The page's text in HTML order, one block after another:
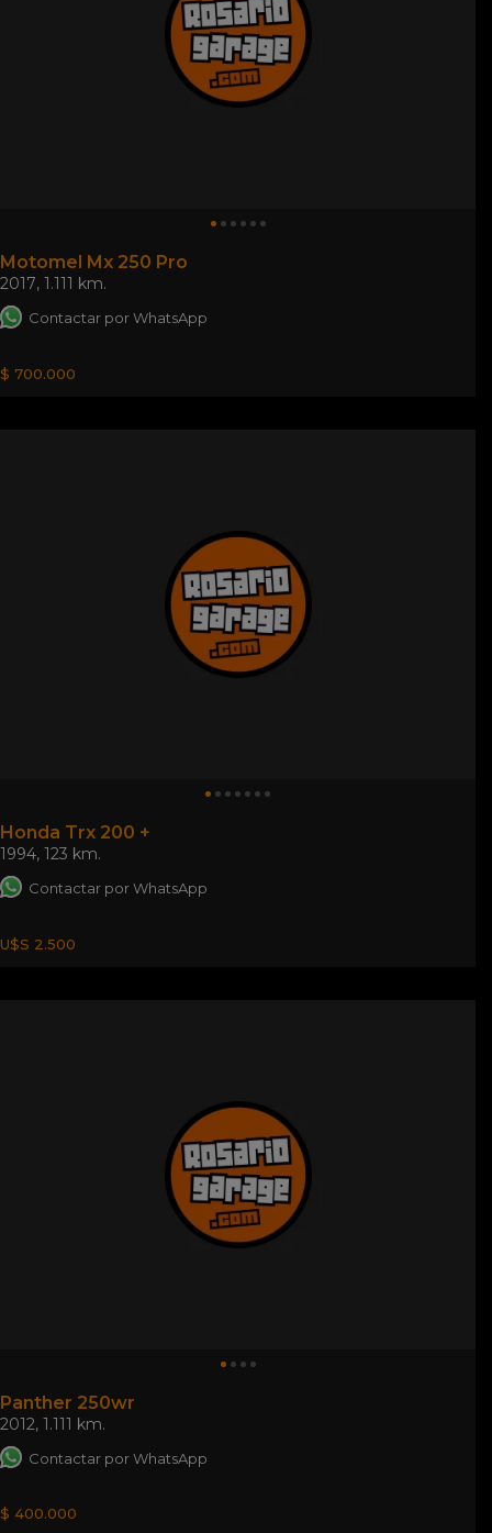
Motomel Mx 250 Pro
2017, 1.111 km.
Contactar por WhatsApp
$ 700.000
Honda Trx 200 +
1994, 123 km.
Contactar por WhatsApp
U$S 2.500
Panther 250wr
2012, 1.111 km.
Contactar por WhatsApp
$ 400.000